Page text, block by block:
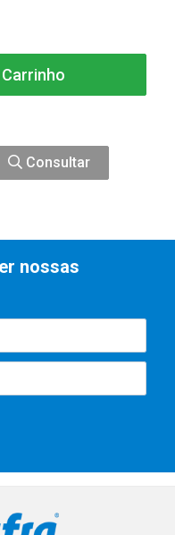
Consultar
nossas